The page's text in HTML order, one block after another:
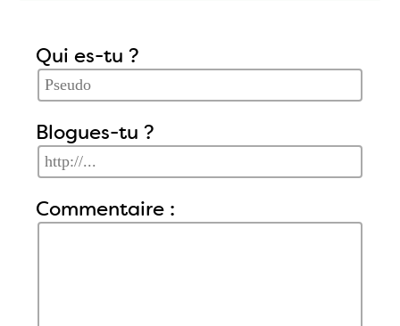
Qui es-tu ?
Blogues-tu ?
Commentaire :